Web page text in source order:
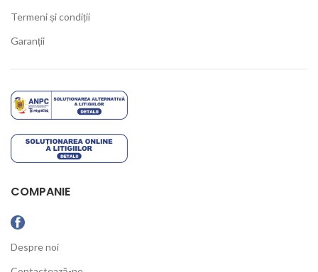
Termeni și condiții
Garanții
COMPANIE
Despre noi